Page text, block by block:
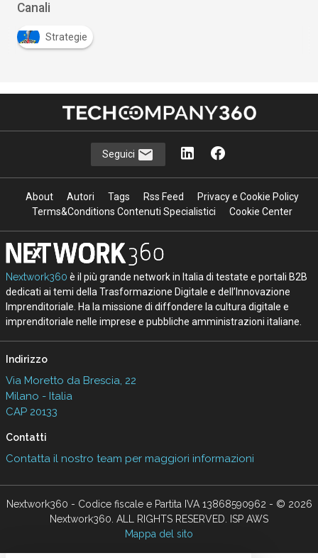
Canali
Strategie
Seguici
About Autori Tags Rss Feed
Privacy e Cookie Policy
Terms&Conditions Contenuti Specialistici
Cookie Center
Nextwork360 è il più grande network in Italia di testate e portali B2B
dedicati ai temi della Trasformazione Digitale e dell’Innovazione
Imprenditoriale. Ha la missione di diffondere la cultura digitale e
imprenditoriale nelle imprese e pubbliche amministrazioni italiane.
Indirizzo
Via Moretto da Brescia, 22
Milano - Italia
CAP 20133
Contatti
Contatta il nostro team per maggiori informazioni
Nextwork360 - Codice fiscale e Partita IVA 13868590962 - © 2026
Nextwork360. ALL RIGHTS RESERVED. ISP AWS
Mappa del sito